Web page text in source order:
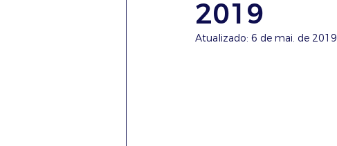
2019
Atualizado: 6 de mai. de 2019